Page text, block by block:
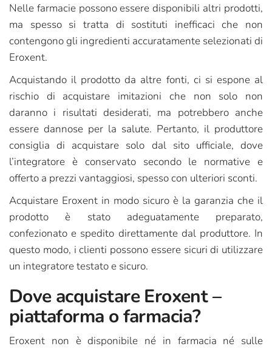
Nelle farmacie possono essere disponibili altri prodotti,
ma spesso si tratta di sostituti inefficaci che non
contengono gli ingredienti accuratamente selezionati di
Eroxent.
Acquistando il prodotto da altre fonti, ci si espone al
rischio di acquistare imitazioni che non solo non
daranno i risultati desiderati, ma potrebbero anche
essere dannose per la salute. Pertanto, il produttore
consiglia di acquistare solo dal sito ufficiale, dove
l’integratore è conservato secondo le normative e
offerto a prezzi vantaggiosi, spesso con ulteriori sconti.
Acquistare Eroxent in modo sicuro è la garanzia che il
prodotto è stato adeguatamente preparato,
confezionato e spedito direttamente dal produttore. In
questo modo, i clienti possono essere sicuri di utilizzare
un integratore testato e sicuro.
Dove acquistare Eroxent –
piattaforma o farmacia?
Eroxent non è disponibile né in farmacia né sulle